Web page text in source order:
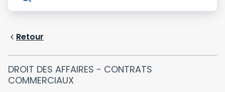
Retour
DROIT DES AFFAIRES - CONTRATS
COMMERCIAUX